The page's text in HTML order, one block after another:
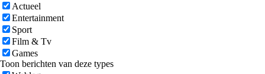
Actueel
Entertainment
Sport
Film & Tv
Games
Toon berichten van deze types